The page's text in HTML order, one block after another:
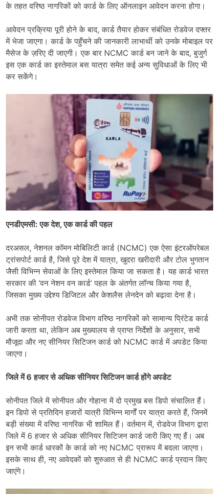
के तहत वरिष्ठ नागरिकों को कार्ड के लिए ऑनलाइन आवेदन करना होगा।
आवेदन प्रक्रिया पूरी होने के बाद, कार्ड तैयार होकर संबंधित रोडवेज दफ्तर
में भेजा जाएगा। कार्ड के पहुँचने की जानकारी लाभार्थी को उनके मोबाइल पर
मैसेज के ज़रिए दी जाएगी। एक बार NCMC कार्ड बन जाने के बाद, बुजुर्ग
इस एक कार्ड का इस्तेमाल बस यात्रा समेत कई अन्य सुविधाओं के लिए भी
कर सकेंगे।
एनडीएमसी: एक देश, एक कार्ड की पहल
दरअसल, नेशनल कॉमन मोबिलिटी कार्ड (NCMC) एक ऐसा इंटरऑपरेबल
ट्रांसपोर्ट कार्ड है, जिसे पूरे देश में यात्रा, खुदरा खरीदारी और टोल भुगतान
जैसी विभिन्न सेवाओं के लिए इस्तेमाल किया जा सकता है। यह कार्ड भारत
सरकार की ‘वन नेशन वन कार्ड’ पहल के अंतर्गत लॉन्च किया गया है,
जिसका मुख्य उद्देश्य डिजिटल और केशलैस लेनदेन को बढ़ावा देना है।
अभी तक सोनीपत रोडवेज विभाग वरिष्ठ नागरिकों को सामान्य प्रिंटेड कार्ड
जारी करता था, लेकिन अब मुख्यालय से प्राप्त निर्देशों के अनुसार, सभी
मौजूदा और नए सीनियर सिटिजन कार्ड को NCMC कार्ड में अपडेट किया
जाएगा।
जिले में 6 हजार से अधिक सीनियर सिटिजन कार्ड होंगे अपडेट
सोनीपत जिले में सोनीपत और गोहाना में दो प्रमुख बस डिपो संचालित हैं।
इन डिपो से प्रतिदिन हजारों यात्री विभिन्न मार्गों पर यात्रा करते हैं, जिनमें
बड़ी संख्या में वरिष्ठ नागरिक भी शामिल हैं। वर्तमान में, रोडवेज विभाग द्वारा
जिले में 6 हजार से अधिक सीनियर सिटिजन कार्ड जारी किए गए हैं। अब
इन सभी कार्ड धारकों के कार्ड को नए NCMC प्रारूप में बदला जाएगा।
इसके साथ ही, नए आवेदकों को शुरुआत से ही NCMC कार्ड प्रदान किए
जाएंगे।